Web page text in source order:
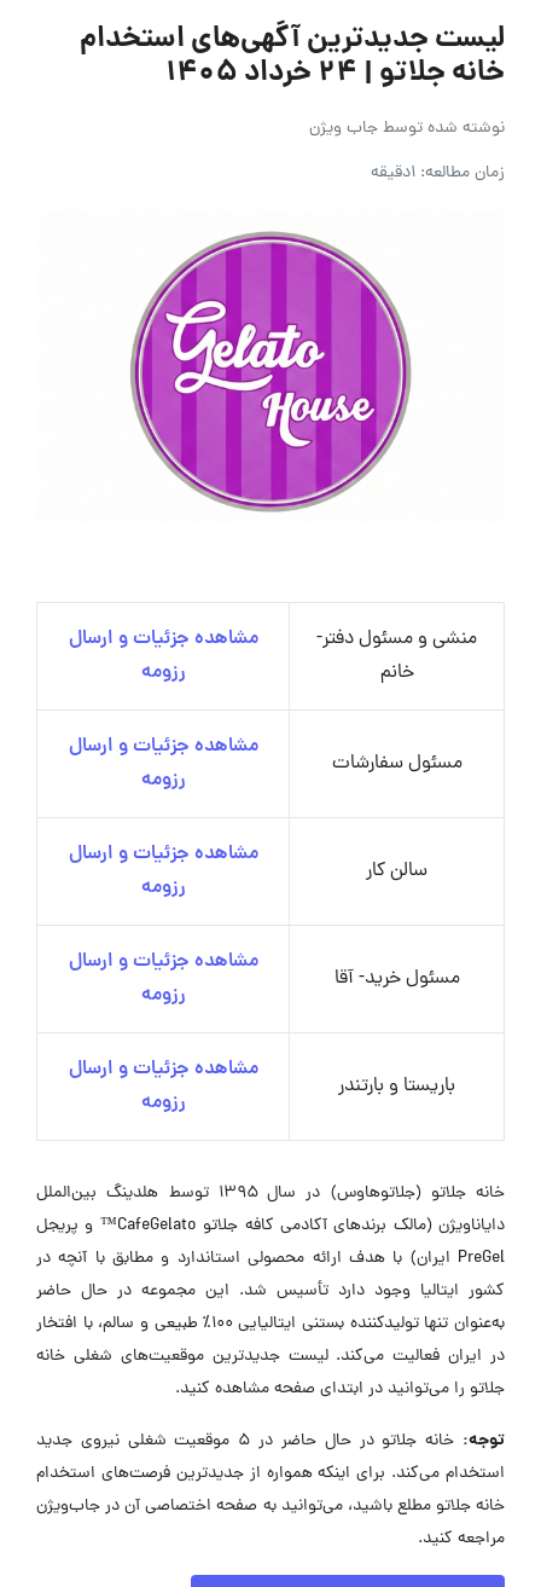
لیست جدیدترین آگهی‌های استخدام
خانه جلاتو | ۲۴ خرداد ۱۴۰۵
نوشته شده توسطجاب ویژن
زمان مطالعه: 1دقیقه
منشی و مسئول دفتر-
خانم
مشاهده جزئیات و ارسال
رزومه
مسئول سفارشات
مشاهده جزئیات و ارسال
رزومه
سالن کار
مشاهده جزئیات و ارسال
رزومه
مسئول خرید- آقا
مشاهده جزئیات و ارسال
رزومه
باریستا و بارتندر
مشاهده جزئیات و ارسال
رزومه
خانه جلاتو (جلاتوهاوس) در سال ۱۳۹۵ توسط هلدینگ بین‌الملل
دایاناویژن (مالک برندهای آکادمی کافه جلاتو CafeGelato™ و پریجل
PreGel ایران) با هدف ارائه محصولی استاندارد و مطابق با آنچه در
کشور ایتالیا وجود دارد تأسیس شد. این مجموعه در حال حاضر
به‌عنوان تنها تولیدکننده بستنی ایتالیایی ۱۰۰٪ طبیعی و سالم، با افتخار
در ایران فعالیت می‌کند. لیست جدیدترین موقعیت‌های شغلی خانه
جلاتو را می‌توانید در ابتدای صفحه مشاهده کنید.
توجه:
خانه جلاتو در حال حاضر در ۵ موقعیت شغلی نیروی جدید
استخدام می‌کند. برای اینکه همواره از جدیدترین فرصت‌های استخدام
خانه جلاتو مطلع باشید، می‌توانید به صفحه اختصاصی آن در جاب‌ویژن
مراجعه کنید.